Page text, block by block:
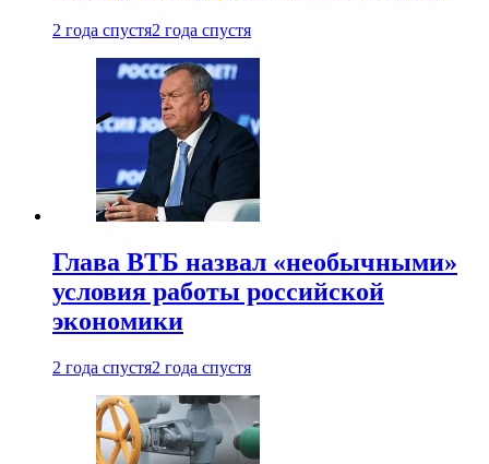
2 года спустя2 года спустя
Глава ВТБ назвал «необычными»
условия работы российской
экономики
2 года спустя2 года спустя